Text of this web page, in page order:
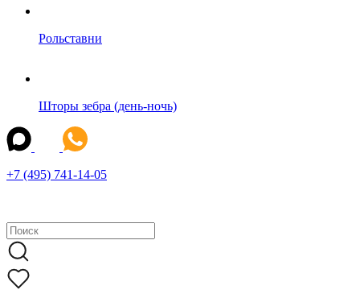
Рольставни
Шторы зебра (день-ночь)
+7 (495) 741-14-05